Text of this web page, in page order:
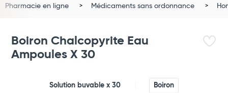
Pharmacie en ligne Médicaments sans ordonnance
Boiron Chalcopyrite Eau
Ampoules X 30
Solution buvable x 30 Boiron